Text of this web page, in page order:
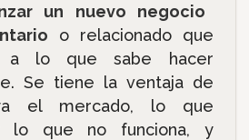
un nuevo negocio
o relacionado que
a lo que sabe hacer
Se tiene la ventaja de
el mercado, lo que
lo que no funciona, y